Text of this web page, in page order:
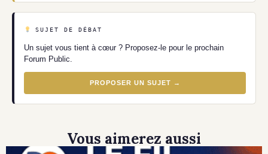
SUJET DE DÉBAT
Un sujet vous tient à cœur ? Proposez-le pour le prochain
Forum Public.
PROPOSER UN SUJET →
Vous aimerez aussi